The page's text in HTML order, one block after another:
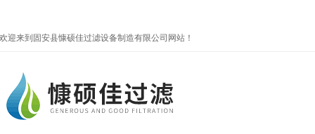
欢迎来到固安县慷硕佳过滤设备制造有限公司网站！